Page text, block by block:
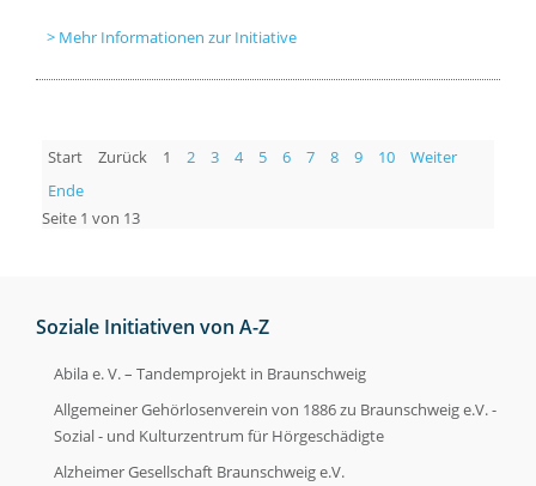
Mehr Informationen zur Initiative
Start Zurück 1 2 3 4 5 6 7 8 9 10
Weiter
Ende
Seite 1 von 13
Soziale Initiativen von A-Z
Abila e. V. – Tandemprojekt in Braunschweig
Allgemeiner Gehörlosenverein von 1886 zu Braunschweig e.V. -
Sozial - und Kulturzentrum für Hörgeschädigte
Alzheimer Gesellschaft Braunschweig e.V.